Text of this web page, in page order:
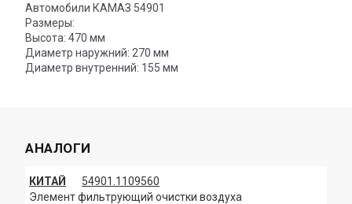
Автомобили КАМАЗ 54901
Размеры:
Высота: 470 мм
Диаметр наружний: 270 мм
Диаметр внутренний: 155 мм
АНАЛОГИ
КИТАЙ
54901.1109560
Элемент фильтрующий очистки воздуха